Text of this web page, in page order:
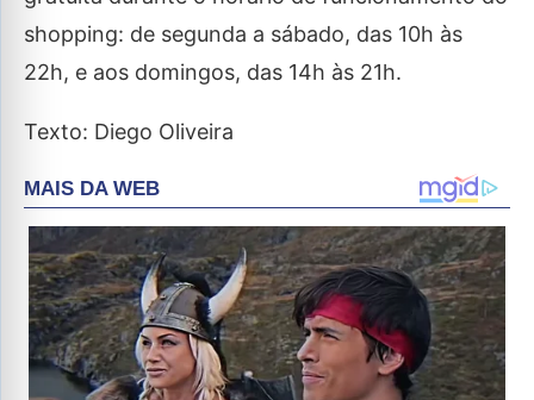
shopping: de segunda a sábado, das 10h às
22h, e aos domingos, das 14h às 21h.
Texto: Diego Oliveira